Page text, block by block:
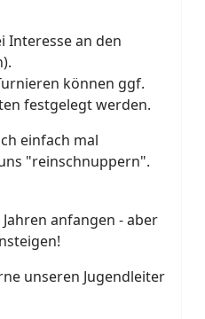
Interesse an den
können ggf.
festgelegt werden.
einfach mal
"reinschnuppern".
anfangen - aber
unseren Jugendleiter